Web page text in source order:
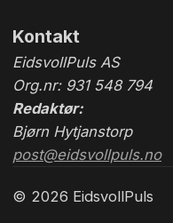
Kontakt
EidsvollPuls AS
Org.nr: 931 548 794
Redaktør:
Bjørn Hytjanstorp
post@eidsvollpuls.no
© 2026 EidsvollPuls